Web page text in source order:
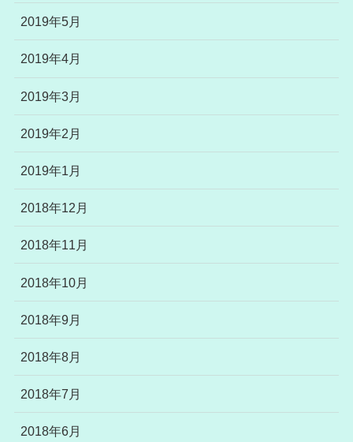
2019年5月
2019年4月
2019年3月
2019年2月
2019年1月
2018年12月
2018年11月
2018年10月
2018年9月
2018年8月
2018年7月
2018年6月